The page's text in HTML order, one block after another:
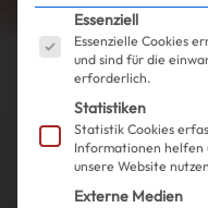
Es folgt eine Liste
Essenziell
Essenzielle Cookies
und sind für die
erforderlich.
Statistiken
Statistik Cookies
Informationen helfen
unsere Website
Externe Medien